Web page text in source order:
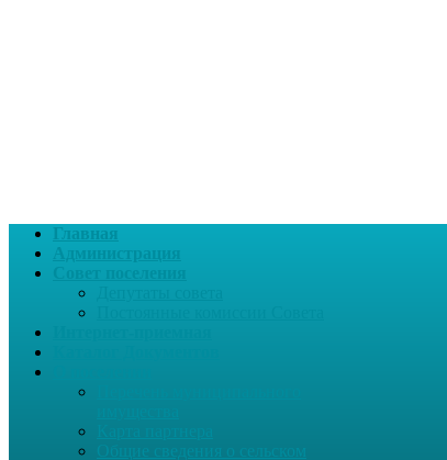
Главная
Администрация